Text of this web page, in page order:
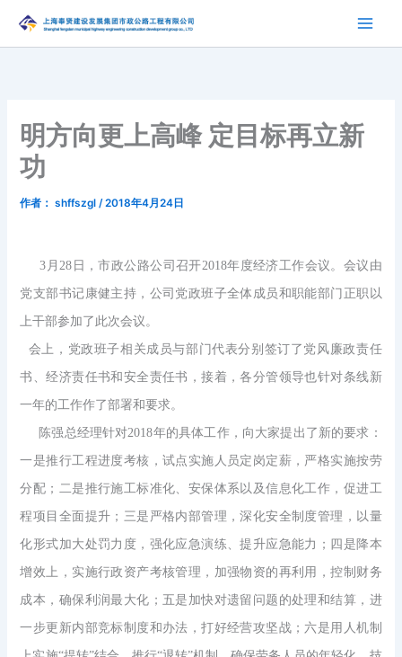
内
明方向更上高峰 定目标再立新
功
作者： shffszgl/2018年4月24日
3月28日，市政公路公司召开2018年度经济工作会议。会议由
党支部书记康健主持，公司党政班子全体成员和职能部门正职以
上干部参加了此次会议。
会上，党政班子相关成员与部门代表分别签订了党风廉政责任
书、经济责任书和安全责任书，接着，各分管领导也针对条线新
一年的工作作了部署和要求。
陈强总经理针对2018年的具体工作，向大家提出了新的要求：
一是推行工程进度考核，试点实施人员定岗定薪，严格实施按劳
分配；二是推行施工标准化、安保体系以及信息化工作，促进工
程项目全面提升；三是严格内部管理，深化安全制度管理，以量
化形式加大处罚力度，强化应急演练、提升应急能力；四是降本
增效上，实施行政资产考核管理，加强物资的再利用，控制财务
成本，确保利润最大化；五是加快对遗留问题的处理和结算，进
一步更新内部竞标制度和办法，打好经营攻坚战；六是用人机制